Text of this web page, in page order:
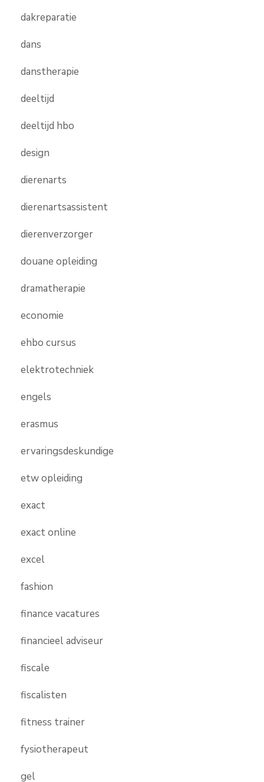
dakreparatie
dans
danstherapie
deeltijd
deeltijd hbo
design
dierenarts
dierenartsassistent
dierenverzorger
douane opleiding
dramatherapie
economie
ehbo cursus
elektrotechniek
engels
erasmus
ervaringsdeskundige
etw opleiding
exact
exact online
excel
fashion
finance vacatures
financieel adviseur
fiscale
fiscalisten
fitness trainer
fysiotherapeut
gel